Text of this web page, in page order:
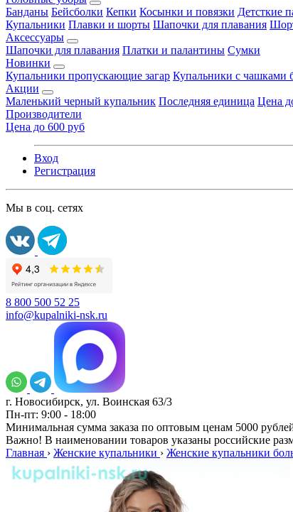
Банданы Бейсболки Кепки Косынки и повязки Детсткие
Купальники Плавки и шорты Шапочки для плавания
Аксессуары
Шапочки для плавания Платки и палантины Сумки
Новинки
Купальники пропускающие загар Купальники с чашками
Акции
Маленький черный купальник Последняя единица Цена
Производители
Цена до 600 руб
Вход
Регистрация
Мы в соц. сетях
8 800 500 52 25
info@kupalniki-nsk.ru
г. Новосибирск, ул. Воинская 63/3
Пн-пт: 9:00 - 18:00
Минимальная сумма заказа по оптовым ценам 5000
Важно! В наименовании товаров указаны российские
Главная › Женские купальники › Женские купальники